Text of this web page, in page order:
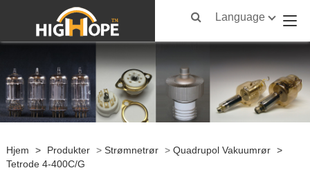
Language
Hjem > Produkter > Strømnetrør > Quadrupol Vakuumrør >
Tetrode 4-400C/G